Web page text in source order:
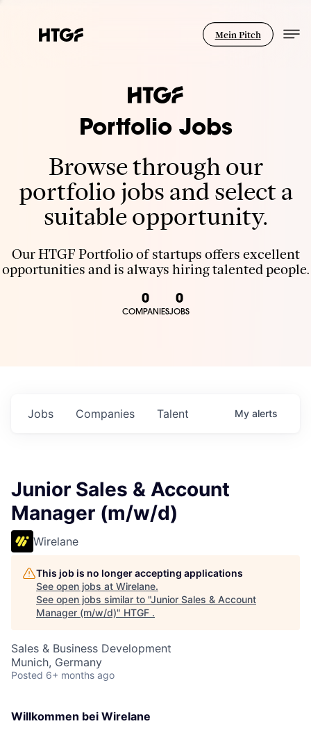
Mein Pitch
Portfolio Jobs
Browse through our
portfolio jobs and select a
suitable opportunity.
Our HTGF Portfolio of startups offers excellent
opportunities and is always hiring talented people.
0
COMPANIES
0
JOBS
Jobs Companies Talent My alerts
Junior Sales & Account
Manager (m/w/d)
Wirelane
This job is no longer accepting applications
See open jobs at Wirelane.
See open jobs similar to "Junior Sales & Account
Manager (m/w/d)" HTGF .
Sales & Business Development
Munich, Germany
Posted 6+ months ago
Willkommen bei Wirelane